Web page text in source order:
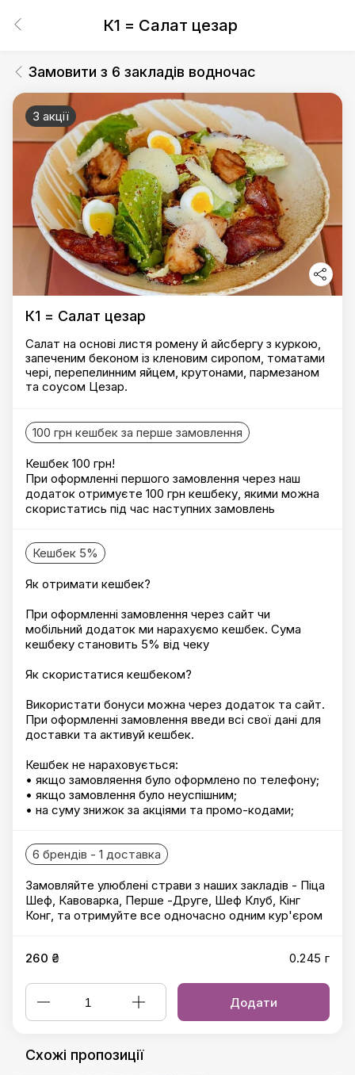
К1 = Салат цезар
Замовити з 6 закладів водночас
3 акції
К1 = Салат цезар
Салат на основі листя ромену й айсбергу з куркою,
запеченим беконом із кленовим сиропом, томатами
чері, перепелинним яйцем, крутонами, пармезаном
та соусом Цезар.
100 грн кешбек за перше замовлення
Кешбек 100 грн!
При оформленні першого замовлення через наш
додаток отримуєте 100 грн кешбеку, якими можна
скористатись під час наступних замовлень
Кешбек 5%
Як отримати кешбек?
При оформленні замовлення через сайт чи
мобільний додаток ми нарахуємо кешбек. Сума
кешбеку становить 5% від чеку
Як скористатися кешбеком?
Використати бонуси можна через додаток та сайт.
При оформленні замовлення введи всі свої дані для
доставки та активуй кешбек.
Кешбек не нараховується:
• якщо замовляення було оформлено по телефону;
• якщо замовлення було неуспішним;
• на суму знижок за акціями та промо-кодами;
6 брендів - 1 доставка
Замовляйте улюблені страви з наших закладів - Піца
Шеф, Кавоварка, Перше -Друге, Шеф Клуб, Кінг
Конг, та отримуйте все одночасно одним кур'єром
260 ₴ 0.245 г
Додати
Схожі пропозиції